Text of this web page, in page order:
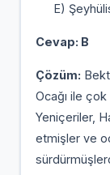
E)
Cevap: B
Çözüm:
Ocağı ile
Yeniçeriler,
etmişler ve